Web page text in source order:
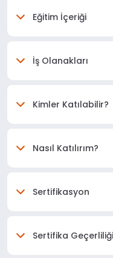
Eğitim İçeriği
İş Olanakları
Kimler Katılabilir?
Nasıl Katılırım?
Sertifikasyon
Sertifika Geçerliliği